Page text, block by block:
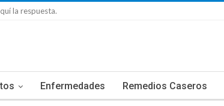
la respuesta.
Enfermedades Remedios Caseros